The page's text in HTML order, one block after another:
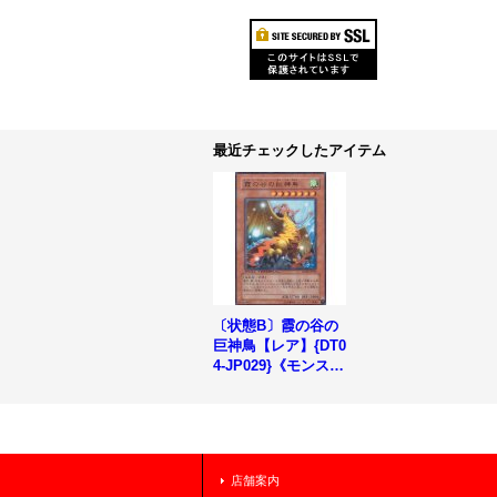
最近チェックしたアイテム
〔状態B〕霞の谷の
巨神鳥【レア】{DT0
4-JP029}《モンスタ
店舗案内